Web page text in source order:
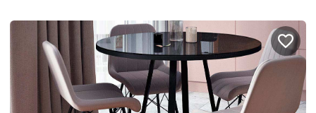
Галерея
интерьеров
Найдите своё
вдохновение